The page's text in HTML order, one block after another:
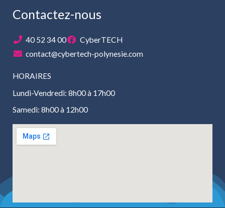
Contactez-nous
40 52 34 00
CyberTECH
contact@cybertech-polynesie.com
HORAIRES
Lundi-Vendredi: 8h00 à 17h00
Samedi: 8h00 à 12h00